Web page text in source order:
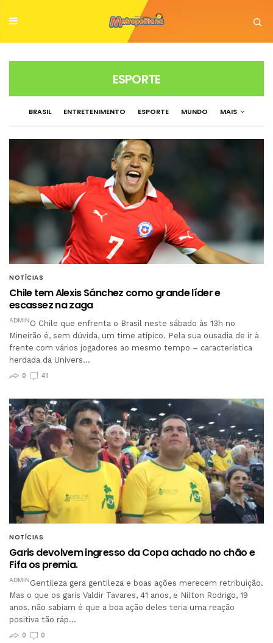
ESPORTE
BRASIL ENTRETENIMENTO ESPORTE MUNDO MAIS
NOTÍCIAS
Chile tem Alexis Sánchez como grande líder e
escassez na zaga
ADMINO Chile que enfrenta o Brasil neste sábado às 13h no
Mineirão é, sem dúvida, um time atípico. Pela sua ousadia de ir à
frente com vários jogadores ao mesmo tempo – característica
herdada da Univers…
0
41
NOTÍCIAS
Garis devolvem ingresso da Copa achado no chão e
Fifa os premia.
ADMINGentileza gera gentileza e boas ações merecem retribuição.
Mas o que os garis Valdir Tavares, 41 anos, e Nilton Rodrigo, 19
anos, não sabiam é que a boa ação deles teria uma reação
positiva tão ráp…
0
0